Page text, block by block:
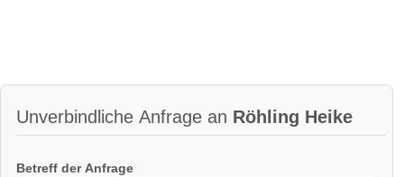
Unverbindliche Anfrage an Röhling Heike
Betreff der Anfrage